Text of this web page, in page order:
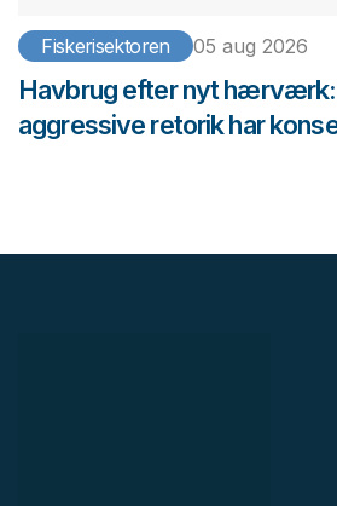
Fiskerisektoren 05 aug 2026
Havbrug efter nyt
aggressive retorik har